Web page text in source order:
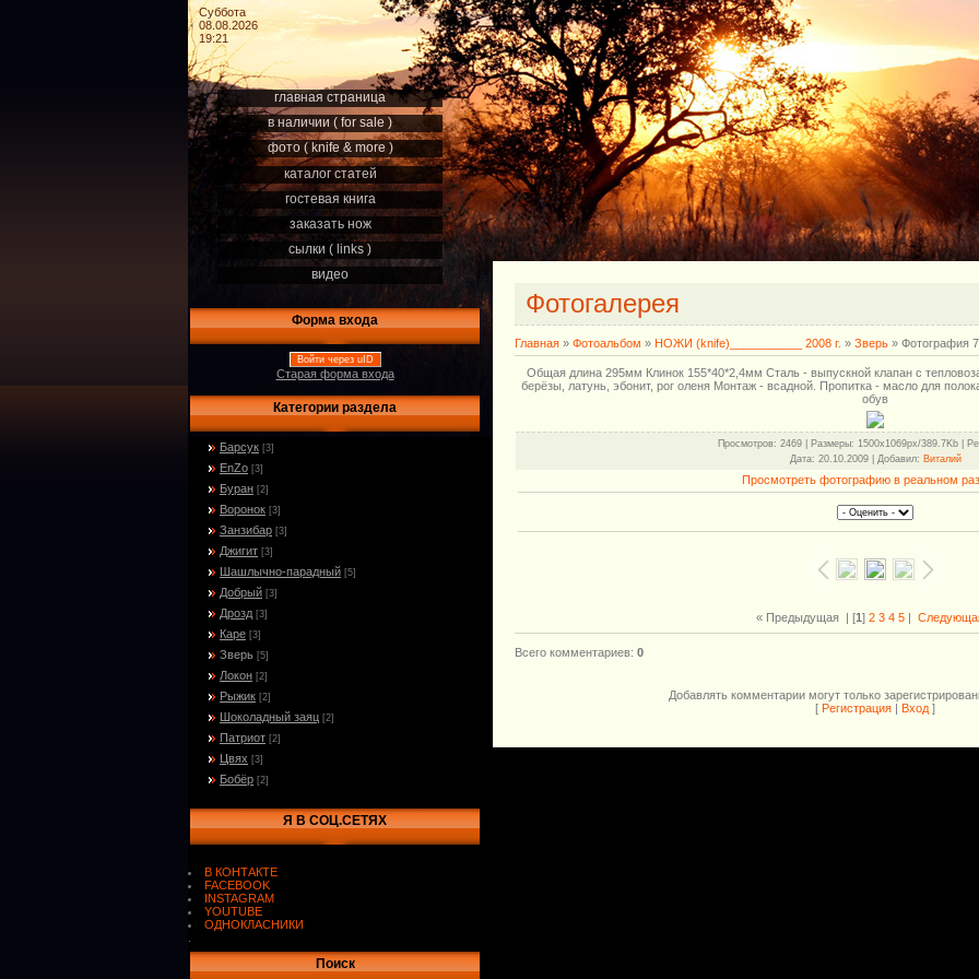
Суббота
08.08.2026
19:21
главная страница
в наличии ( for sale )
фото ( knife & more )
каталог статей
гостевая книга
заказать нож
сылки ( links )
видео
Форма входа
Войти через uID
Старая форма входа
Категории раздела
Барсук [3]
EnZo [3]
Буран [2]
Воронок [3]
Занзибар [3]
Джигит [3]
Шашлычно-парадный [5]
Добрый [3]
Дрозд [3]
Каре [3]
Зверь [5]
Локон [2]
Рыжик [2]
Шоколадный заяц [2]
Патриот [2]
Цвях [3]
Бобёр [2]
Я В СОЦ.СЕТЯХ
В КОНТАКТЕ
FACEBOOK
INSTAGRAM
YOUTUBE
ОДНОКЛАСНИКИ
Поиск
Фотогалерея
Главная » Фотоальбом » НОЖИ (knife)___________ 2008 г. » Зверь » Фотография 7
Общая длина 295мм Клинок 155*40*2,4мм Сталь - выпускной клапан с
берёзы, латунь, эбонит, рог оленя Монтаж - всадной. Пропитка - масло для
обув
Просмотров: 2469 | Размеры: 1500x1069px/389.7Kb |
Дата: 20.10.2009 | Добавил: Виталий
Просмотреть фотографию в реальном
« Предыдущая | [1] 2 3 4 5 |
Всего комментариев: 0
Добавлять комментарии могут только
[ Регистрация Вход ]